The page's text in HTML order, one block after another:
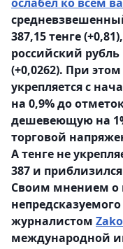
387,15 тенге
российский рубль
(+0,0262). При
укрепляется с
на 0,9% до
дешевеющую на
торговой
А тенге не
387 и
Своим мнением о
журналистом
международной